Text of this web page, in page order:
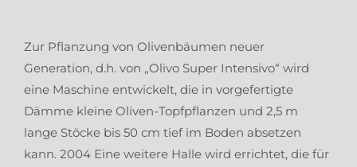
Zur Pflanzung von Olivenbäumen neuer
Generation, d.h. von „Olivo Super Intensivo“ wird
eine Maschine entwickelt, die in vorgefertigte
Dämme kleine Oliven-Topfpflanzen und 2,5 m
lange Stöcke bis 50 cm tief im Boden absetzen
kann. 2004 Eine weitere Halle wird errichtet, die für